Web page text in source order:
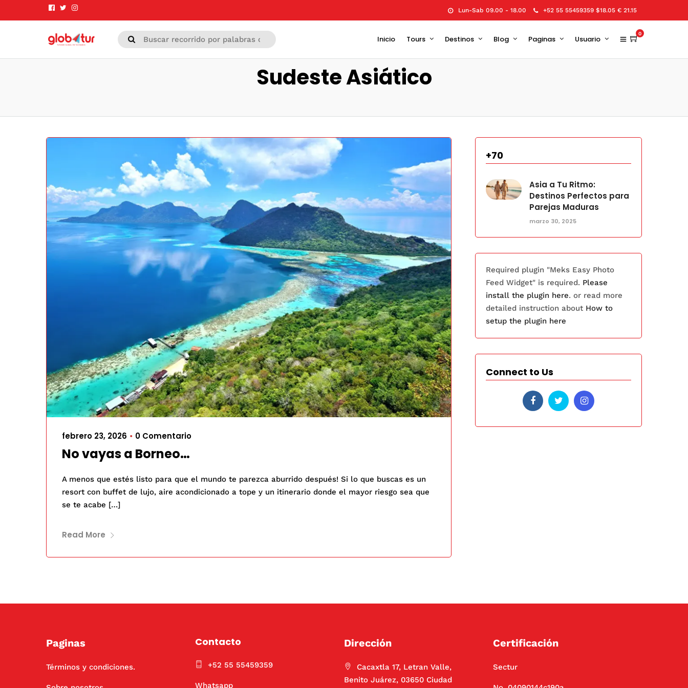
Lun-Sab 09.00 - 18.00 +52 55 55459359 $18.05 € 21.15
Inicio Tours Destinos Blog Paginas Usuario
0
Sudeste Asiático
febrero 23, 2026 • 0 Comentario
No vayas a Borneo…
A menos que estés listo para que el mundo te parezca aburrido después! Si lo que buscas es un
resort con buffet de lujo, aire acondicionado a tope y un itinerario donde el mayor riesgo sea que
se te acabe […]
Read More
+70
Asia a Tu Ritmo:
Destinos Perfectos para
Parejas Maduras
marzo 30, 2025
Required plugin "Meks Easy Photo
Feed Widget" is required. Please
install the plugin here. or read more
detailed instruction about How to
setup the plugin here
Connect to Us
Paginas
Términos y condiciones.
Contacto
+52 55 55459359
Whatsapp
Dirección
Cacaxtla 17, Letran Valle,
Benito Juárez, 03650 Ciudad
Certificación
Sectur